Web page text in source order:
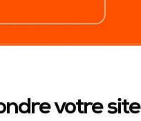
votre site